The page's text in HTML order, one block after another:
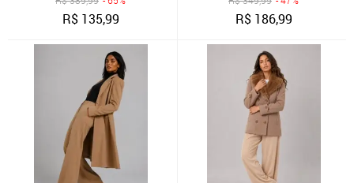
R$ 135,99 R$ 186,99